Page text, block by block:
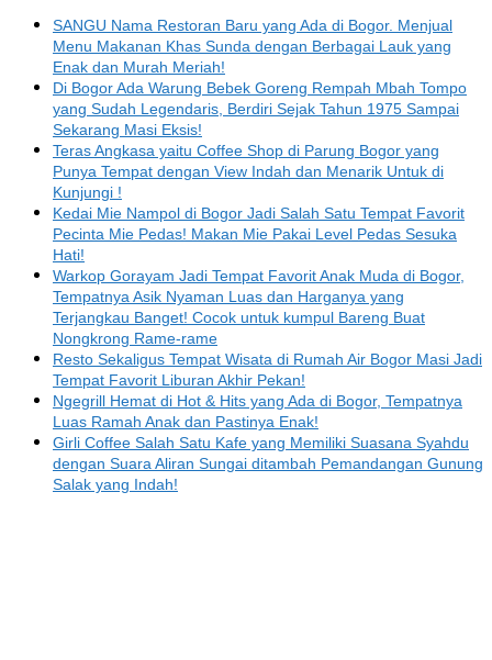
SANGU Nama Restoran Baru yang Ada di Bogor. Menjual
Menu Makanan Khas Sunda dengan Berbagai Lauk yang
Enak dan Murah Meriah!
Di Bogor Ada Warung Bebek Goreng Rempah Mbah Tompo
yang Sudah Legendaris, Berdiri Sejak Tahun 1975 Sampai
Sekarang Masi Eksis!
Teras Angkasa yaitu Coffee Shop di Parung Bogor yang
Punya Tempat dengan View Indah dan Menarik Untuk di
Kunjungi !
Kedai Mie Nampol di Bogor Jadi Salah Satu Tempat Favorit
Pecinta Mie Pedas! Makan Mie Pakai Level Pedas Sesuka
Hati!
Warkop Gorayam Jadi Tempat Favorit Anak Muda di Bogor,
Tempatnya Asik Nyaman Luas dan Harganya yang
Terjangkau Banget! Cocok untuk kumpul Bareng Buat
Nongkrong Rame-rame
Resto Sekaligus Tempat Wisata di Rumah Air Bogor Masi Jadi
Tempat Favorit Liburan Akhir Pekan!
Ngegrill Hemat di Hot & Hits yang Ada di Bogor, Tempatnya
Luas Ramah Anak dan Pastinya Enak!
Girli Coffee Salah Satu Kafe yang Memiliki Suasana Syahdu
dengan Suara Aliran Sungai ditambah Pemandangan Gunung
Salak yang Indah!